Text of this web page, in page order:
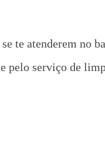
te atenderem no
pelo serviço de